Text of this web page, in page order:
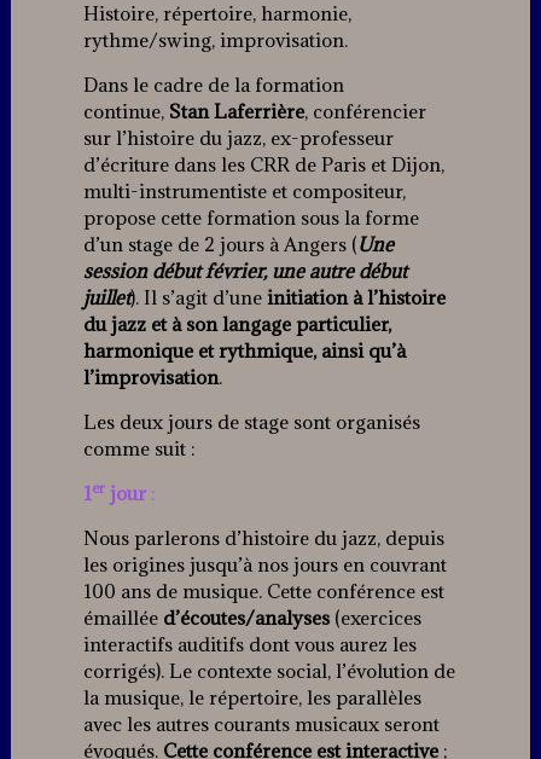
Histoire, répertoire, harmonie,
rythme/swing, improvisation.
Dans le cadre de la formation
continue, Stan Laferrière, conférencier
sur l’histoire du jazz, ex-professeur
d’écriture dans les CRR de Paris et Dijon,
multi-instrumentiste et compositeur,
propose cette formation sous la forme
d’un stage de 2 jours à Angers (Une
session début février, une autre début
juillet). Il s’agit d’une initiation à l’histoire
du jazz et à son langage particulier,
harmonique et rythmique, ainsi qu’à
l’improvisation.
Les deux jours de stage sont organisés
comme suit :
1erjour:
Nous parlerons d’histoire du jazz, depuis
les origines jusqu’à nos jours en couvrant
100 ans de musique. Cette conférence est
émaillée d’écoutes/analyses(exercices
interactifs auditifs dont vous aurez les
corrigés). Le contexte social, l’évolution de
la musique, le répertoire, les parallèles
avec les autres courants musicaux seront
évoqués. Cette conférence est interactive;